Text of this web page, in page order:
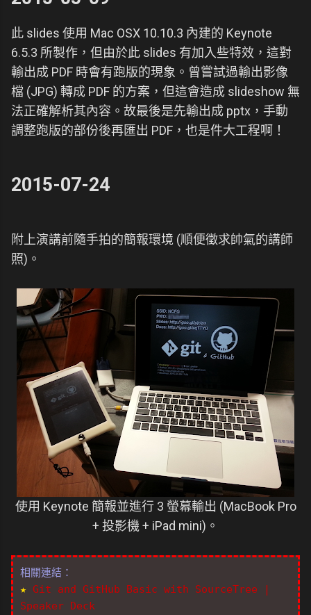
此 slides 使用 Mac OSX 10.10.3 內建的 Keynote
6.5.3 所製作，但由於此 slides 有加入些特效，這對
輸出成 PDF 時會有跑版的現象。曾嘗試過輸出影像
檔 (JPG) 轉成 PDF 的方案，但這會造成 slideshow 無
法正確解析其內容。故最後是先輸出成 pptx，手動
調整跑版的部份後再匯出 PDF，也是件大工程啊！
2015-07-24
附上演講前隨手拍的簡報環境 (順便徵求帥氣的講師
照)。
使用 Keynote 簡報並進行 3 螢幕輸出 (MacBook Pro
+ 投影機 + iPad mini)。
相關連結：
★ Git and GitHub Basic with SourceTree |
Speaker Deck